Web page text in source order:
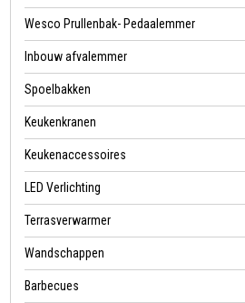
Wesco Prullenbak- Pedaalemmer
Inbouw afvalemmer
Spoelbakken
Keukenkranen
Keukenaccessoires
LED Verlichting
Terrasverwarmer
Wandschappen
Barbecues